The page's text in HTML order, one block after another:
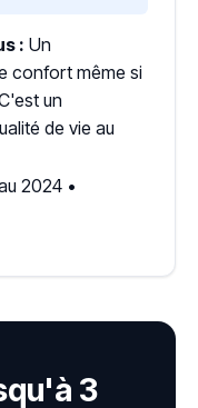
: Un
confort même si
un
de vie au
2024 •
3